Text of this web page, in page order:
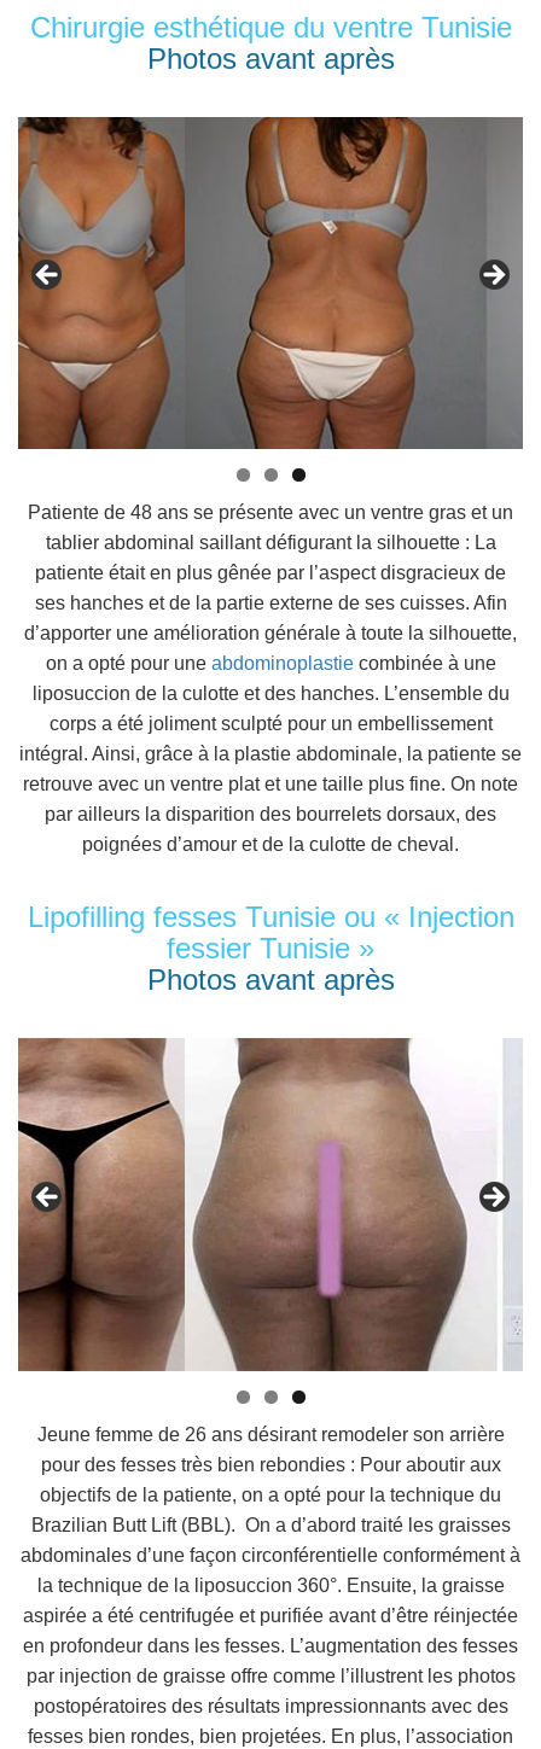
Chirurgie esthétique du ventre Tunisie
Photos avant après
Patiente de 48 ans se présente avec un ventre gras et un
tablier abdominal saillant défigurant la silhouette : La
patiente était en plus gênée par l’aspect disgracieux de
ses hanches et de la partie externe de ses cuisses. Afin
d’apporter une amélioration générale à toute la silhouette,
on a opté pour une abdominoplastiecombinée à une
liposuccion de la culotte et des hanches. L’ensemble du
corps a été joliment sculpté pour un embellissement
intégral. Ainsi, grâce à la plastie abdominale, la patiente se
retrouve avec un ventre plat et une taille plus fine. On note
par ailleurs la disparition des bourrelets dorsaux, des
poignées d’amour et de la culotte de cheval.
Lipofilling fesses Tunisie ou « Injection
fessier Tunisie »
Photos avant après
Jeune femme de 26 ans désirant remodeler son arrière
pour des fesses très bien rebondies : Pour aboutir aux
objectifs de la patiente, on a opté pour la technique du
Brazilian Butt Lift (BBL). On a d’abord traité les graisses
abdominales d’une façon circonférentielle conformément à
la technique de la liposuccion 360°. Ensuite, la graisse
aspirée a été centrifugée et purifiée avant d’être réinjectée
en profondeur dans les fesses. L’augmentation des fesses
par injection de graisse offre comme l’illustrent les photos
postopératoires des résultats impressionnants avec des
fesses bien rondes, bien projetées. En plus, l’association